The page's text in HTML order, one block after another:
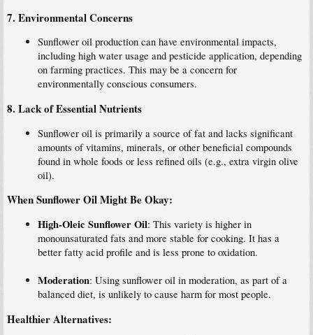
7. Environmental Concerns
Sunflower oil production can have environmental impacts,
including high water usage and pesticide application, depending
on farming practices. This may be a concern for
environmentally conscious consumers.
8. Lack of Essential Nutrients
Sunflower oil is primarily a source of fat and lacks significant
amounts of vitamins, minerals, or other beneficial compounds
found in whole foods or less refined oils (e.g., extra virgin olive
oil).
When Sunflower Oil Might Be Okay:
High-Oleic Sunflower Oil: This variety is higher in
monounsaturated fats and more stable for cooking. It has a
better fatty acid profile and is less prone to oxidation.
Moderation: Using sunflower oil in moderation, as part of a
balanced diet, is unlikely to cause harm for most people.
Healthier Alternatives: